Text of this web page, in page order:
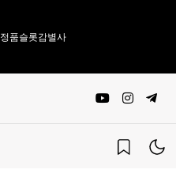
정품슬롯감별사